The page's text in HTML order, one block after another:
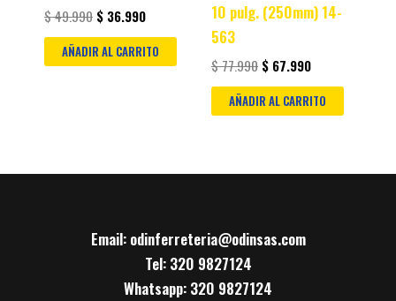
$49.990 $ 36.990
AÑADIR AL CARRITO
10 pulg. (250mm) 14-
563
$77.990 $ 67.990
AÑADIR AL CARRITO
Email: odinferreteria@odinsas.com
Tel: 320 9827124
Whatsapp: 320 9827124